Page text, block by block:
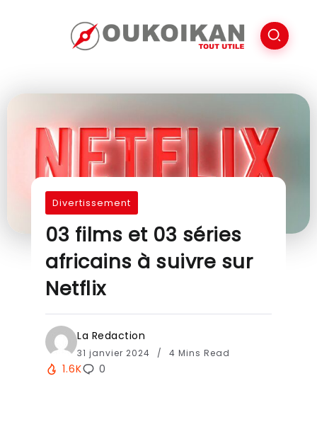
Divertissement
03 films et 03 séries
africains à suivre sur
Netflix
La Redaction
31 janvier 2024 4 Mins Read
1.6K 0